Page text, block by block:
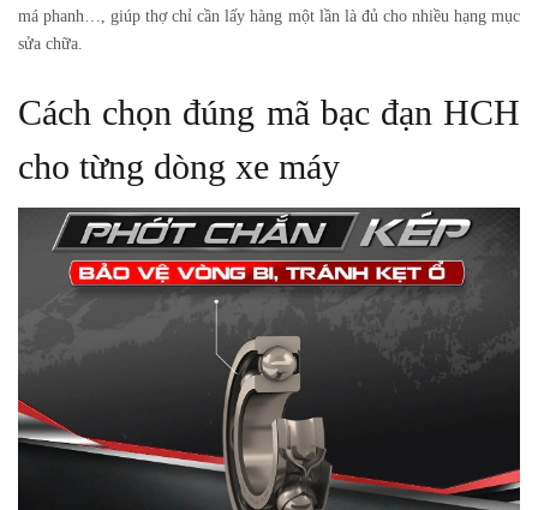
má phanh…, giúp thợ chỉ cần lấy hàng một lần là đủ cho nhiều hạng mục
sửa chữa.
Cách chọn đúng mã bạc đạn HCH
cho từng dòng xe máy